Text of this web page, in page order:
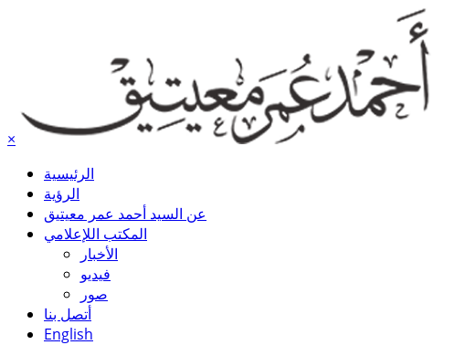
×
الرئيسية
الرؤية
عن السيد أحمد عمر معيتيق
المكتب اللإعلامي
الأخبار
فيديو
صور
أتصل بنا
English